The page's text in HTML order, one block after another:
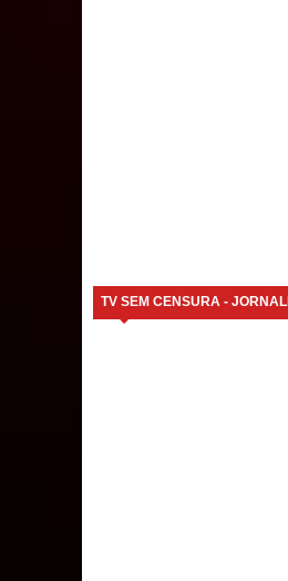
TV SEM CENSURA -